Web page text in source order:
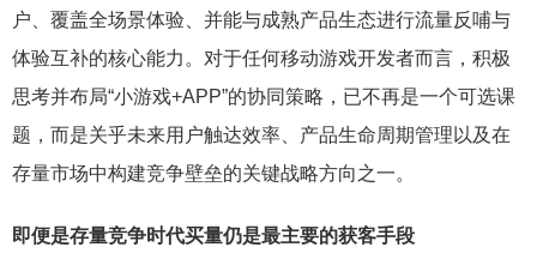
户、覆盖全场景体验、并能与成熟产品生态进行流量反哺与
体验互补的核心能力。对于任何移动游戏开发者而言，积极
思考并布局“小游戏+APP”的协同策略，已不再是一个可选课
题，而是关乎未来用户触达效率、产品生命周期管理以及在
存量市场中构建竞争壁垒的关键战略方向之一。
即便是存量竞争时代买量仍是最主要的获客手段